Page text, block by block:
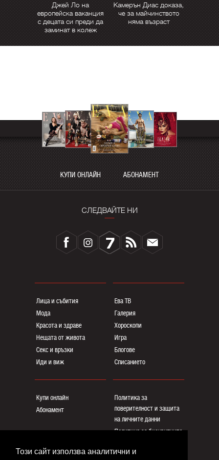
Този сайт използва аналитични и
Джей Ло на
европейска ваканция
с децата си преди да
заминат в колеж
Камерън Диас доказа,
че за майчинството
няма възраст
КУПИ ОНЛАЙН АБОНАМЕНТ
СЛЕДВАЙТЕ НИ
Лица и събития
Мода
Красота и здраве
Нещата от живота
Секс и връзки
Иди и виж
Ева ТВ
Галерия
Хороскопи
Игра
Блогoве
Списанието
Купи онлайн
Абонамент
Политика за
поверителност и защита
на личните данни
Политика за бисквитките
Общи условия